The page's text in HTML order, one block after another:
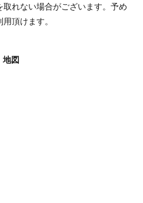
れない場合がございます。予め
頂けます。
地図